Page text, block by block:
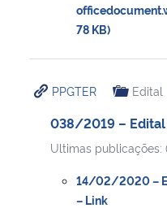
78 KB)
PPGTER Edital
038/2019 – Edital
Ultimas publicações:
14/02/2020 –
– Link